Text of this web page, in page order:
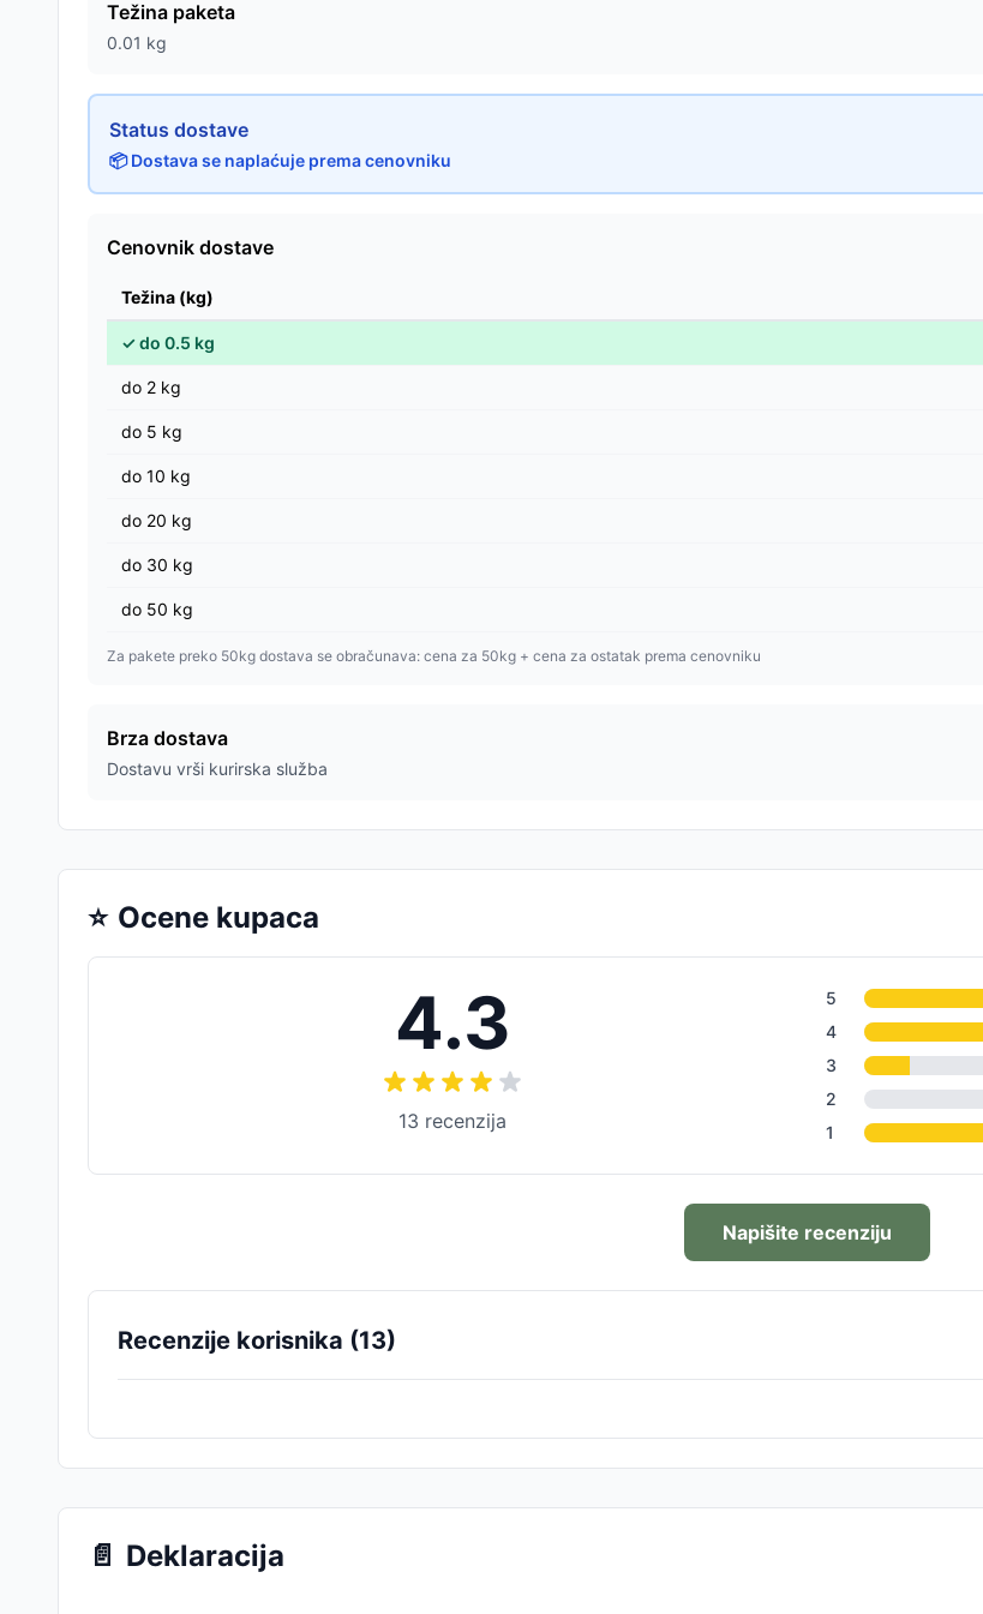
Težina paketa
0.01 kg
Status dostave
📦 Dostava se naplaćuje prema cenovniku
Cenovnik dostave
Težina (kg)
✓do 0.5 kg
do 2 kg
do 5 kg
do 10 kg
do 20 kg
do 30 kg
do 50 kg
Za pakete preko 50kg dostava se obračunava: cena za 50kg + cena za ostatak prema cenovniku
Brza dostava
Dostavu vrši kurirska služba
⭐ Ocene kupaca
4.3
13 recenzija
5
4
3
2
1
Napišite recenziju
Recenzije korisnika (13)
📄 Deklaracija